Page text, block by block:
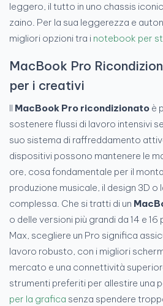
leggero, il tutto in uno chassis
zaino. Per la sua leggerezza e
migliori opzioni tra i notebook per
MacBook Pro
per i creativi
Il MacBook Pro ricondizionato è
sostenere flussi di lavoro intensivi
suo sistema di raffreddamento
dispositivi possono mantenere le
ore, cosa fondamentale per il
produzione musicale, il design 3D o
complessa. Che si tratti di un
o delle versioni più grandi da 14 e
Max, scegliere un Pro significa
lavoro robusto, con i migliori
mercato e una connettività
strumenti preferiti per allestire una
per la grafica senza spendere